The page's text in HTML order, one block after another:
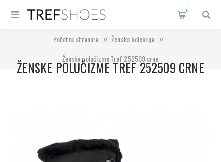
0
Početna stranica / Ženska kolekcija
/
Ženske polučizme Tref 252509 crne
ŽENSKE POLUČIZME TREF 252509 CRNE